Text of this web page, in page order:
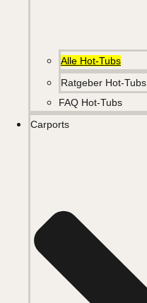
Alle Hot-Tubs
Ratgeber Hot-Tubs
FAQ Hot-Tubs
Carports